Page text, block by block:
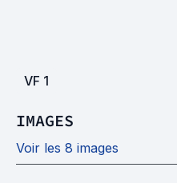
VF 1
IMAGES
Voir les 8 images